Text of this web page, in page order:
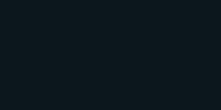
für die Ladungsseite auf diesen
damit die Aufgabe der GMP-
genommen. Folglich treffe den
an dem streitgegenständlichen
man in ihm einen Beauftragten der
zudem von ladungsspezifischen
hatte, sei der Experte S. angesichts